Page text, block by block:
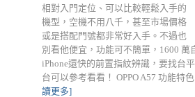
相對入門定位、可以比較輕鬆入手的
機型，空機不用八千，甚至市場價格
或是搭配門號都非常好入手。不過也
別看他便宜，功能可不簡單，1600 萬
iPhone還快的前置指紋辨識，要找台
台可以參考看看！ OPPO A57 功能特
讀更多]